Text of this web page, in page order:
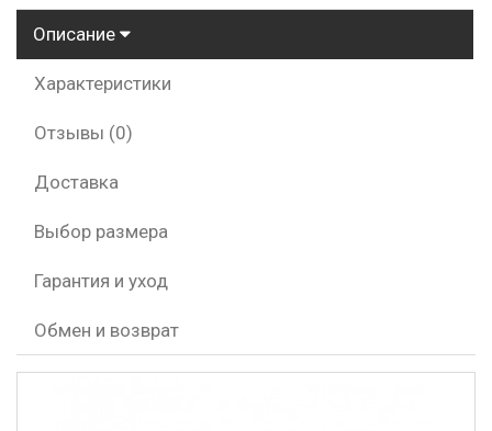
Описание
Характеристики
Отзывы (0)
Доставка
Выбор размера
Гарантия и уход
Обмен и возврат